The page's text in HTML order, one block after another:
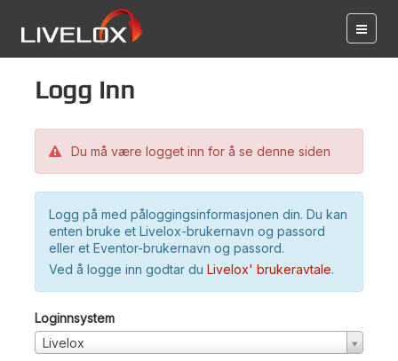
Logg inn
Du må være logget inn for å se denne siden
Logg på med påloggingsinformasjonen din. Du kan
enten bruke et Livelox-brukernavn og passord
eller et Eventor-brukernavn og passord.
Ved å logge inn godtar du Livelox' brukeravtale.
Loginnsystem
Livelox